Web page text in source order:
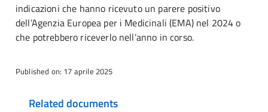
indicazioni che hanno ricevuto un parere positivo
dell’Agenzia Europea per i Medicinali (EMA) nel 2024 o
che potrebbero riceverlo nell’anno in corso.
Published on: 17 aprile 2025
Related documents